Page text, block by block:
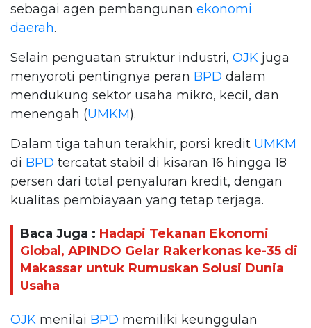
sebagai agen pembangunan ekonomi
daerah.
Selain penguatan struktur industri, OJK juga
menyoroti pentingnya peran BPD dalam
mendukung sektor usaha mikro, kecil, dan
menengah (UMKM).
Dalam tiga tahun terakhir, porsi kredit UMKM
di BPD tercatat stabil di kisaran 16 hingga 18
persen dari total penyaluran kredit, dengan
kualitas pembiayaan yang tetap terjaga.
Baca Juga : Hadapi Tekanan Ekonomi
Global, APINDO Gelar Rakerkonas ke-35 di
Makassar untuk Rumuskan Solusi Dunia
Usaha
OJK menilai BPD memiliki keunggulan